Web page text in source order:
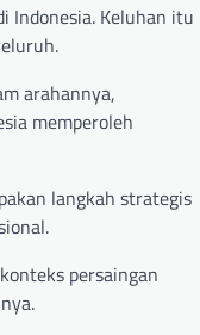
Indonesia. Keluhan itu
arahannya,
memperoleh
langkah strategis
persaingan